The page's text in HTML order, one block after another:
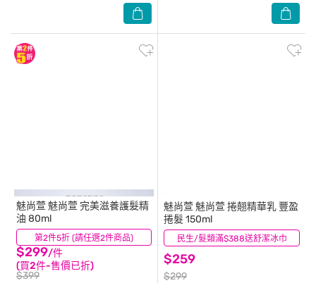
第2件5折 (請任選2件商品)
魅尚萱 魅尚萱 完美滋養護髮精
油 80ml
$299/件
(買2件-售價已折)
$399
(14) 民生/髮類滿$388送舒潔冰巾
魅尚萱 魅尚萱 捲翹精華乳 豐盈
捲髮 150ml
$259
$299
(3)